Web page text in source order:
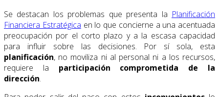
Se destacan los problemas que presenta la Planificación
Financiera Estratégica en lo que concierne a una acentuada
preocupación por el corto plazo y a la escasa capacidad
para influir sobre las decisiones. Por sí sola, esta
planificación, no moviliza ni al personal ni a los recursos,
requiere la participación comprometida de la
dirección.